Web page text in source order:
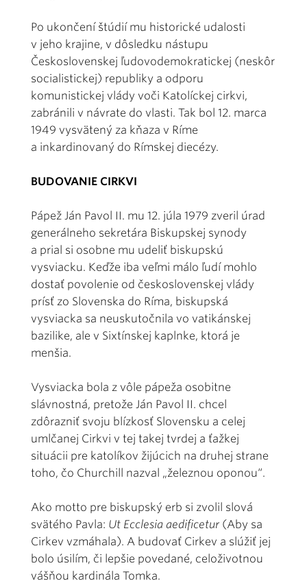
Po ukončení štúdií mu historické udalosti
v jeho krajine, v dôsledku nástupu
Československej ľudovodemokratickej (neskôr
socialistickej) republiky a odporu
komunistickej vlády voči Katolíckej cirkvi,
zabránili v návrate do vlasti. Tak bol 12. marca
1949 vysvätený za kňaza v Ríme
a inkardinovaný do Rímskej diecézy.
BUDOVANIE CIRKVI
Pápež Ján Pavol II. mu 12. júla 1979 zveril úrad
generálneho sekretára Biskupskej synody
a prial si osobne mu udeliť biskupskú
vysviacku. Keďže iba veľmi málo ľudí mohlo
dostať povolenie od československej vlády
prísť zo Slovenska do Ríma, biskupská
vysviacka sa neuskutočnila vo vatikánskej
bazilike, ale v Sixtínskej kaplnke, ktorá je
menšia.
Vysviacka bola z vôle pápeža osobitne
slávnostná, pretože Ján Pavol II. chcel
zdôrazniť svoju blízkosť Slovensku a celej
umlčanej Cirkvi v tej takej tvrdej a ťažkej
situácii pre katolíkov žijúcich na druhej strane
toho, čo Churchill nazval „železnou oponou“.
Ako motto pre biskupský erb si zvolil slová
svätého Pavla: Ut Ecclesia aedificetur (Aby sa
Cirkev vzmáhala). A budovať Cirkev a slúžiť jej
bolo úsilím, či lepšie povedané, celoživotnou
vášňou kardinála Tomka.